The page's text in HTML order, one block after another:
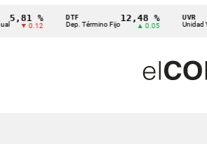
% DTF
Dep. Término Fijo
12,48 %
▲ 0.05
UVR
Unidad Valor